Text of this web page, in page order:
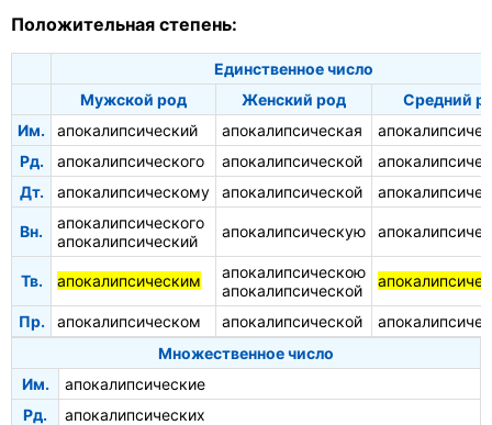
Положительная степень:
Единственное число
Мужской род
Женский род
Средний
Им.
апокалипсический апокалипсическая
Рд.
апокалипсического апокалипсической
Дт.
апокалипсическому апокалипсической
Вн.
апокалипсического
апокалипсический
апокалипсическую
Тв. апокалипсическим
апокалипсическою
апокалипсической
Пр. апокалипсическом апокалипсической
Множественное число
Им.
апокалипсические
Рд.
апокалипсических